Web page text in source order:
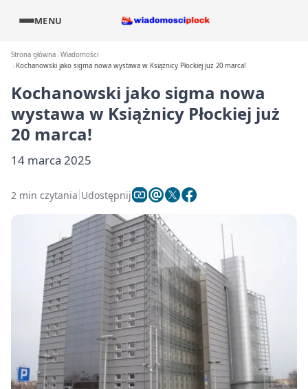
MENU
Strona główna Wiadomości
Kochanowski jako sigma nowa wystawa w Książnicy Płockiej już 20 marca!
Kochanowski jako sigma nowa
wystawa w Książnicy Płockiej już
20 marca!
14 marca 2025
2 min czytania Udostępnij